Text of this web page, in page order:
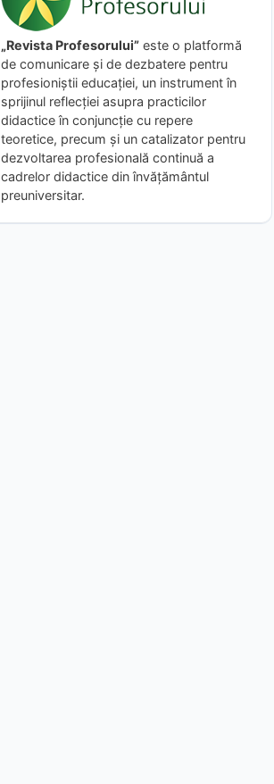
„Revista Profesorului” este o platformă
de comunicare și de dezbatere pentru
profesioniștii educației, un instrument în
sprijinul reflecției asupra practicilor
didactice în conjuncție cu repere
teoretice, precum și un catalizator pentru
dezvoltarea profesională continuă a
cadrelor didactice din învățământul
preuniversitar.